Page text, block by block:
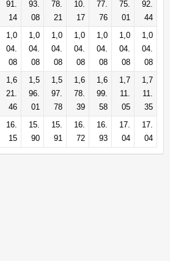
91.
14
93.
08
78.
21
10.
17
77.
76
75.
01
92.
44
1,0
04.
08
1,0
04.
08
1,0
04.
08
1,0
04.
08
1,0
04.
08
1,0
04.
08
1,0
04.
08
1,6
21.
46
1,5
96.
01
1,5
97.
78
1,6
78.
39
1,6
99.
58
1,7
11.
05
1,7
11.
35
16.
15
15.
90
15.
91
16.
72
16.
93
17.
04
17.
04